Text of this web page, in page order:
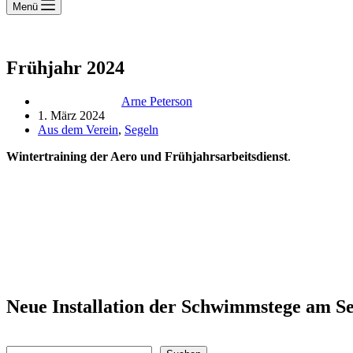
Menü
Frühjahr 2024
Arne Peterson
1. März 2024
Aus dem Verein, Segeln
Wintertraining der Aero und Frühjahrsarbeitsdienst.
Neue Installation der Schwimmstege am